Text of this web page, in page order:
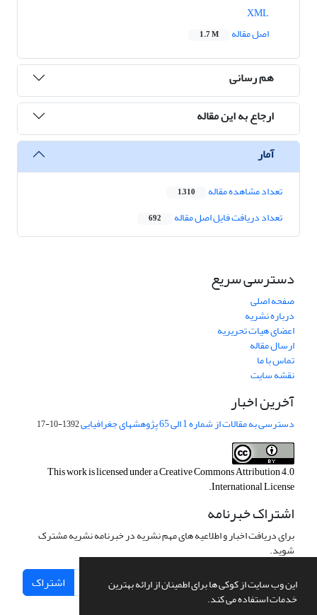
این وب سایت از کوکی ها برای اطمینان از ارائه بهترین
خدمات استفاده می کند.
اصل مقاله
1.7 M
هم رسانی
ارجاع به این مقاله
آمار
تعداد مشاهده مقاله 1,310
تعداد دریافت فایل اصل مقاله 692
دسترسی سریع
صفحه اصلی
درباره نشریه
اعضای هیات تحریریه
ارسال مقاله
تماس با ما
نقشه سایت
آخرین اخبار
دسترسی به مقالات از شماره 1 الی 65 پژوهشهای جغرافیایی 1392-10-17
This work is licensed under aCreative Commons Attribution 4.0
International License
.
اشتراک خبرنامه
برای دریافت اخبار و اطلاعیه های مهم نشریه در خبرنامه نشریه مشترک
شوید.
اشتراک